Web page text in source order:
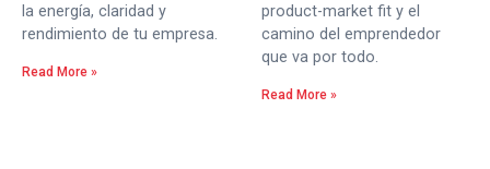
la energía, claridad y
rendimiento de tu empresa.
Read More »
product-market fit y el
camino del emprendedor
que va por todo.
Read More »